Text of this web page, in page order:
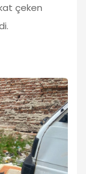
çeken